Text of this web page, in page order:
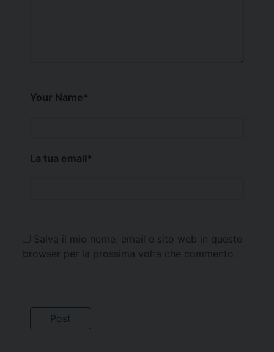
Your Name*
La tua email*
Salva il mio nome, email e sito web in questo
browser per la prossima volta che commento.